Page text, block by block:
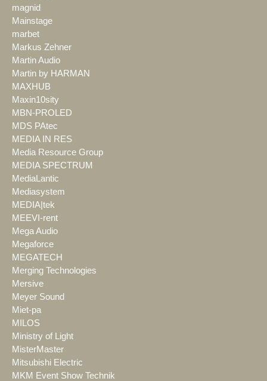
magnid
Mainstage
marbet
Markus Zehner
Martin Audio
Martin by HARMAN
MAXHUB
Maxin10sity
MBN-PROLED
MDS PAtec
MEDIA IN RES
Media Resource Group
MEDIA SPECTRUM
MediaLantic
Mediasystem
MEDIA|tek
MEEVI-rent
Mega Audio
Megaforce
MEGATECH
Merging Technologies
Mersive
Meyer Sound
Miet-pa
MILOS
Ministry of Light
MisterMaster
Mitsubishi Electric
MKM Event Show Technik